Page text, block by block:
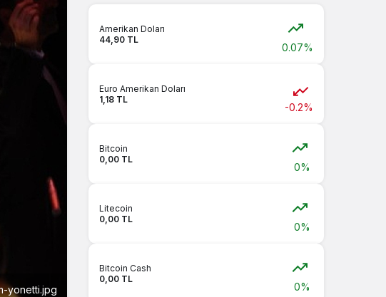
yonetti.jpg
Amerikan Doları
44,90 TL
0.07%
Euro Amerikan Doları
1,18 TL
-0.2%
Bitcoin
0,00 TL
0%
Litecoin
0,00 TL
0%
Bitcoin Cash
0,00 TL
0%